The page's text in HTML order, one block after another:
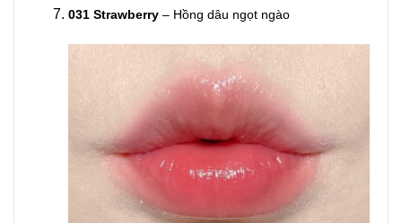
031 Strawberry – Hồng dâu ngọt ngào